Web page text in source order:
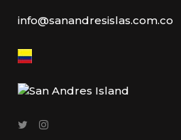
info@sanandresislas.com.co